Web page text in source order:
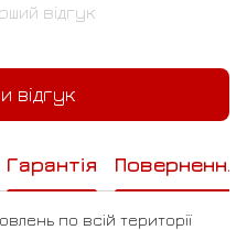
відгук
відгук
Гарантія Повернення
по всій території